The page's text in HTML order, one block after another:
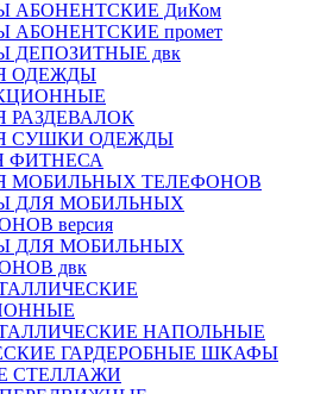
АБОНЕНТСКИЕ ДиКом
промет
ДЕПОЗИТНЫЕ двк
ОДЕЖДЫ
СУШКИ ОДЕЖДЫ
ФИТНЕСА
МОБИЛЬНЫХ ТЕЛЕФОНОВ
ДЛЯ МОБИЛЬНЫХ
версия
ДЛЯ МОБИЛЬНЫХ
двк
НАПОЛЬНЫЕ
ГАРДЕРОБНЫЕ ШКАФЫ
СТЕЛЛАЖИ